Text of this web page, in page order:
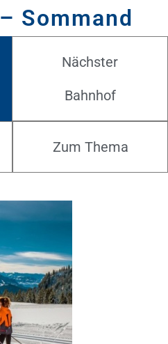
Sommand
Nächster
Bahnhof
Zum Thema